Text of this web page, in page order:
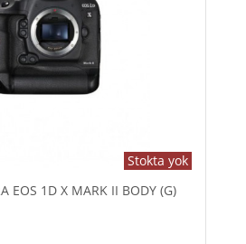
Stokta yok
EOS 1D X MARK II BODY (G)